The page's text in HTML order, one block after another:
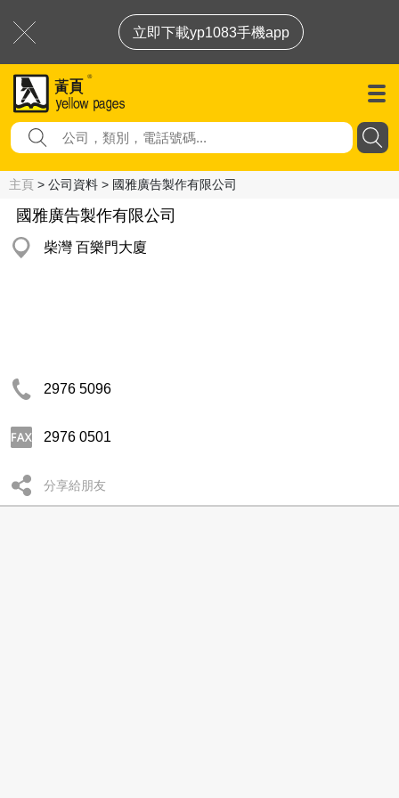
立即下載yp1083手機app
主頁 > 公司資料 > 國雅廣告製作有限公司
國雅廣告製作有限公司
柴灣 百樂門大廈
2976 5096
2976 0501
分享給朋友